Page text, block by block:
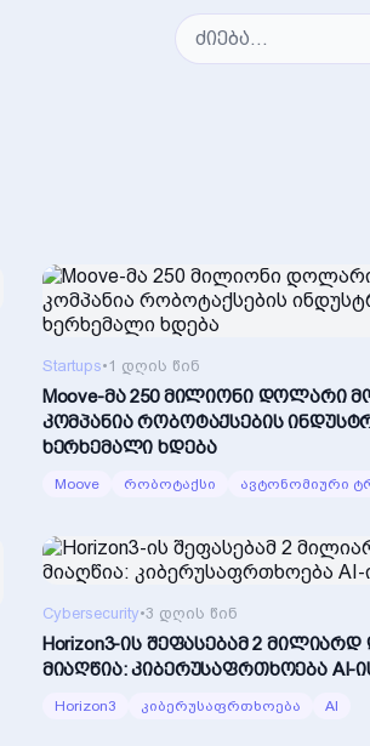
Startups•1 დღის წინ
Moove-მა 250 მილიონი დოლარი
კომპანია რობოტაქსების
ხერხემალი ხდება
Moove რობოტაქსი ავტონომიური
Cybersecurity•3 დღის წინ
Horizon3-ის შეფასებამ 2
მიაღწია: კიბერუსაფრთხოება AI-
Horizon3 კიბერუსაფრთხოება AI